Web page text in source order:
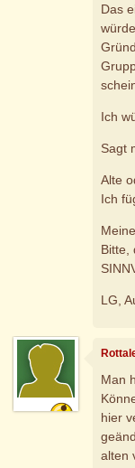
Das
Ich
Sagt
Alte
Ich
Bitte,
LG,
Man
hier
alten